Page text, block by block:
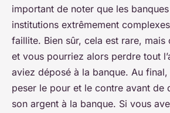
important de noter que les
institutions extrêmement
faillite. Bien sûr, cela est rare, mais
et vous pourriez alors perdre tout
aviez déposé à la banque. Au
peser le pour et le contre avant de
son argent à la banque. Si vous